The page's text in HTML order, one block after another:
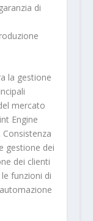
di
la gestione
mercato
Engine
gestione dei
dei clienti
funzioni di